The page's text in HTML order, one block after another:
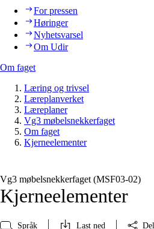
For pressen
Høringer
Nyhetsvarsel
Om Udir
Om faget
Læring og trivsel
Læreplanverket
Læreplaner
Vg3 møbelsnekkerfaget
Om faget
Kjerneelementer
Vg3 møbelsnekkerfaget (MSF03‑02)
Kjerneelementer
Språk Last ned Del